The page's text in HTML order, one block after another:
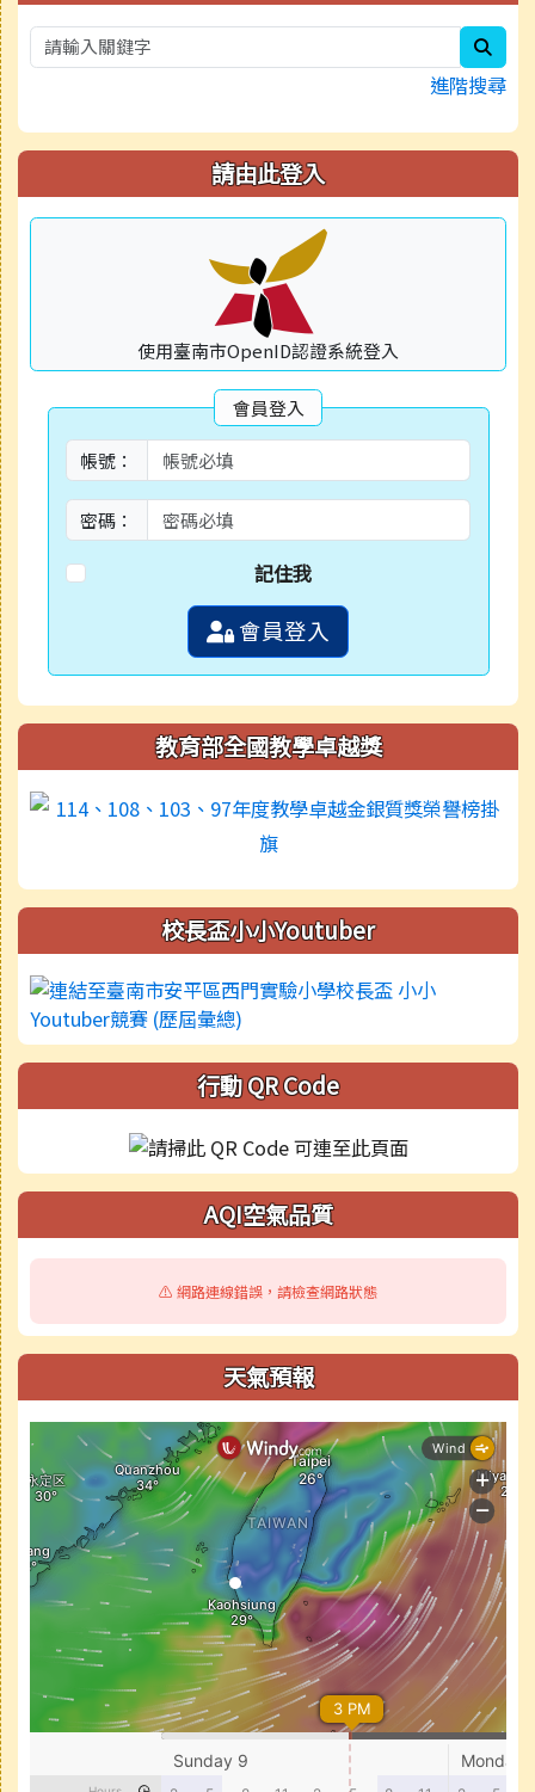
進階搜尋
請由此登入
使用臺南市OpenID認證系統登入
會員登入
帳號：
密碼：
記住我
會員登入
教育部全國教學卓越獎
校長盃小小Youtuber
行動 QR Code
AQI空氣品質
⚠️ 網路連線錯誤，請檢查網路狀態
天氣預報